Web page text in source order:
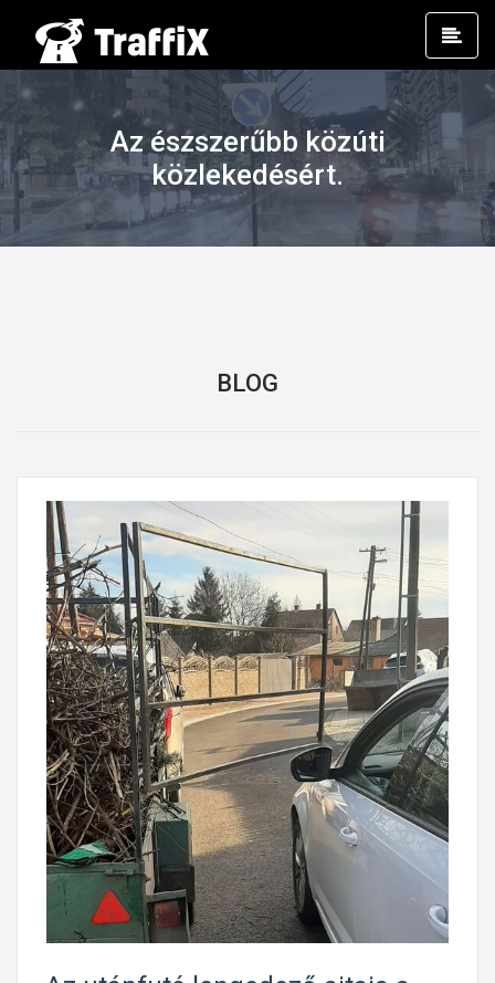
Az észszerűbb közúti
közlekedésért.
BLOG